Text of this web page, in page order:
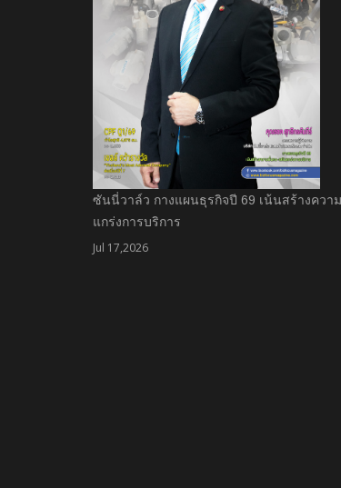
ซันนี่วาล์ว กางแผนธุรกิจปี 69 เน้นสร้างควา
แกร่งการบริการ
Jul 17,2026